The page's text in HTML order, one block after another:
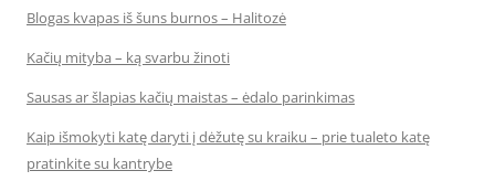
Blogas kvapas iš šuns burnos – Halitozė
Kačių mityba – ką svarbu žinoti
Sausas ar šlapias kačių maistas – ėdalo parinkimas
Kaip išmokyti katę daryti į dėžutę su kraiku – prie tualeto katę
pratinkite su kantrybe